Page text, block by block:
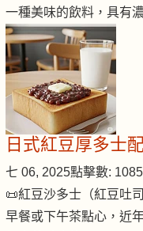
一種美味的飲料，具有
日式紅豆厚多士
七 06, 2025點擊數: 1085
📜紅豆沙多士（紅豆吐
早餐或下午茶點心，近